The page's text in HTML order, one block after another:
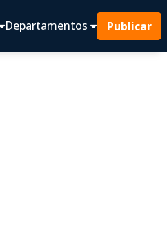
Departamentos Publicar